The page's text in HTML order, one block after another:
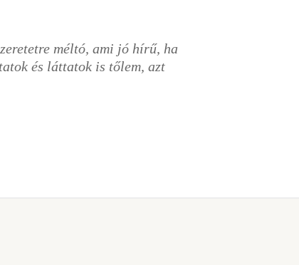
méltó, ami jó hírű, ha
és láttatok is tőlem, azt